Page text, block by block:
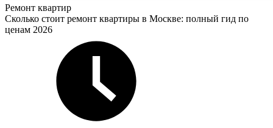
Ремонт квартир
Сколько стоит ремонт квартиры в Москве: полный гид по
ценам 2026